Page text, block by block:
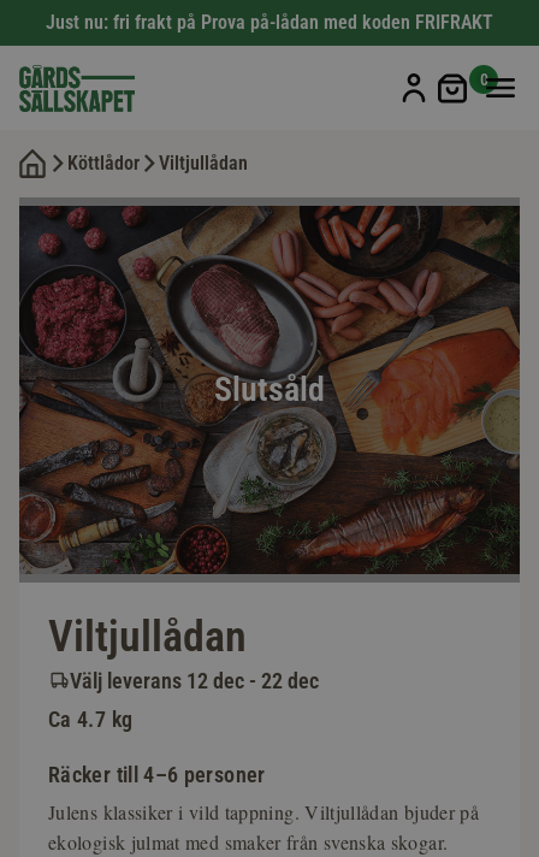
Just nu: fri frakt på Prova på-lådan med koden FRIFRAKT
Min
0
Köttlådor Viltjullådan
Slutsåld
Viltjullådan
Välj leverans 12 dec - 22 dec
Ca 4.7 kg
Räcker till 4–6 personer
Julens klassiker i vild tappning. Viltjullådan bjuder på
ekologisk julmat med smaker från svenska skogar.